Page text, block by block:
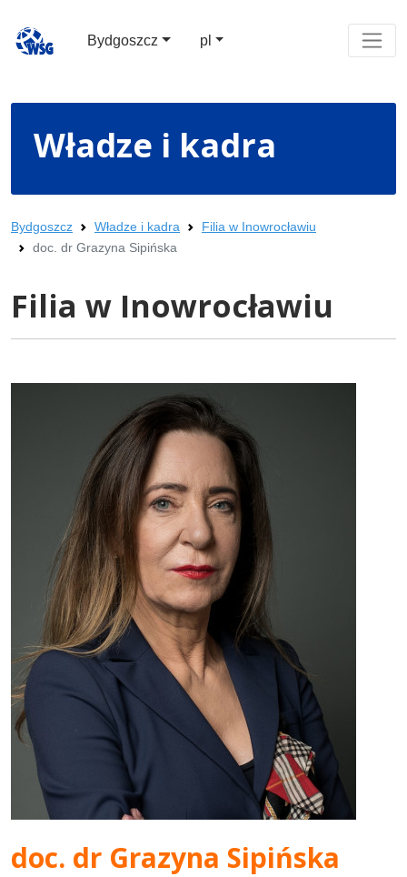
Bydgoszcz pl
Władze i kadra
Bydgoszcz Władze i kadra
Filia w Inowrocławiu
doc. dr Grazyna Sipińska
Filia w Inowrocławiu
doc. dr Grazyna Sipińska